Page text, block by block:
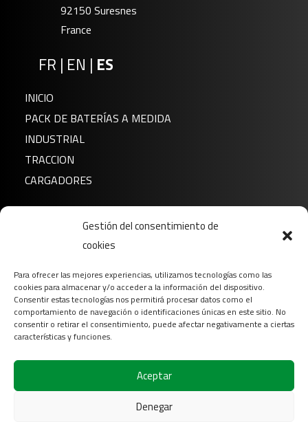
Gestión del consentimiento de
cookies
Para ofrecer las mejores experiencias, utilizamos tecnologías como las
cookies para almacenar y/o acceder a la información del dispositivo.
Consentir estas tecnologías nos permitirá procesar datos como el
comportamiento de navegación o identificaciones únicas en este sitio. No
consentir o retirar el consentimiento, puede afectar negativamente a ciertas
características y funciones.
Aceptar
Denegar
92150 Suresnes
France
FR | EN | ES
INICIO
PACK DE BATERÍAS A MEDIDA
INDUSTRIAL
TRACCION
CARGADORES
Descargar
Contacto
Login
Síganos en